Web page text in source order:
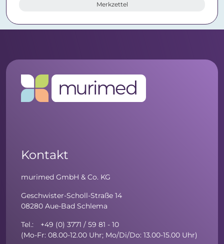
Merkzettel
Kontakt
murimed GmbH & Co. KG
Geschwister-Scholl-Straße 14
08280 Aue-Bad Schlema
Tel.: +49 (0) 3771 / 59 81 - 10
(Mo-Fr: 08.00-12.00 Uhr; Mo/Di/Do: 13.00-15.00 Uhr)